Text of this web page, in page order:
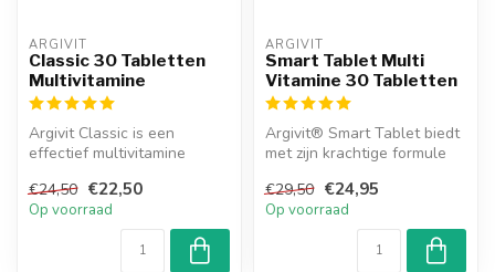
ARGIVIT
Classic 30 Tabletten
Multivitamine
Argivit Classic is een
effectief multivitamine
ontwikkeld om ...
€24,50 €22,50
Op voorraad
ARGIVIT
Smart Tablet Multi
Vitamine 30 Tabletten
Argivit® Smart Tablet biedt
met zijn krachtige formule
€29,50 €24,95
Op voorraad